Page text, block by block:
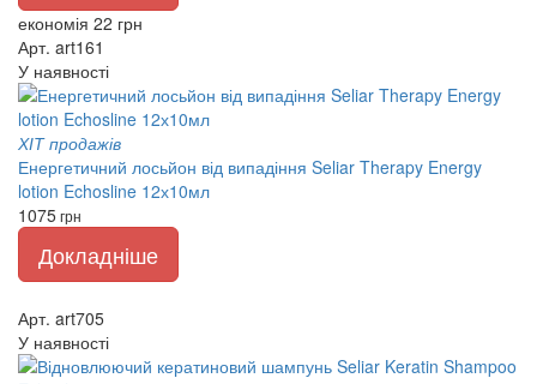
економія 22 грн
Арт. art161
У наявності
ХІТ продажів
Енергетичний лосьйон від випадіння Seliar Therapy Energy
lotion Echosline 12х10мл
1075грн
Докладніше
Арт. art705
У наявності